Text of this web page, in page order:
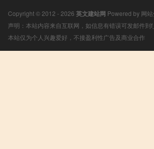
Copyright © 2012 - 2026 英文建站网 Powered by 网
声明：本站内容来自互联网，如信息有错误可发邮件
本站仅为个人兴趣爱好，不接盈利性广告及商业合作